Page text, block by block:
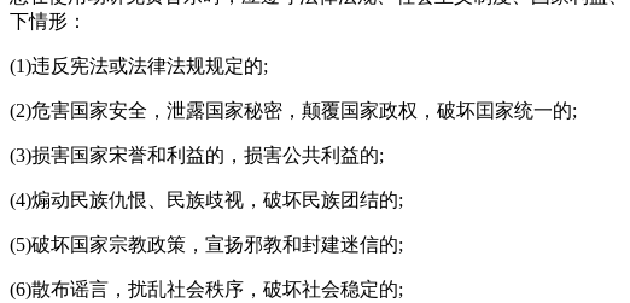
下情形：
(1)违反宪法或法律法规规定的;
(2)危害国家安全，泄露国家秘密，颠覆国家政权，破坏囯家统一的;
(3)损害国家宋誉和利益的，损害公共利益的;
(4)煽动民族仇恨、民族歧视，破坏民族团结的;
(5)破坏国家宗教政策，宣扬邪教和封建迷信的;
(6)散布谣言，扰乱社会秩序，破坏社会稳定的;